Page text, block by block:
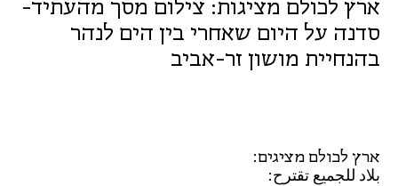
ארץ לכולם מציגות: צילום מסך מהעתיד-
סדנה על היום שאחרי בין הים לנהר
בהנחיית מושון זר-אביב
ארץ לכולם מציגים:​
بلاد للجميع تقترح: